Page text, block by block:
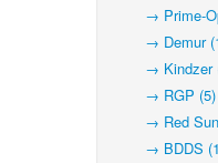
→ Prime-
→ Demur
→ Kindzer
→ RGP (5)
→ Red Sun
→ BDDS